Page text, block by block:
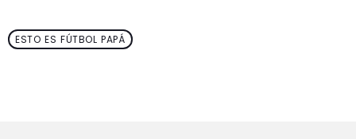
ESTO ES FÚTBOL PAPÁ